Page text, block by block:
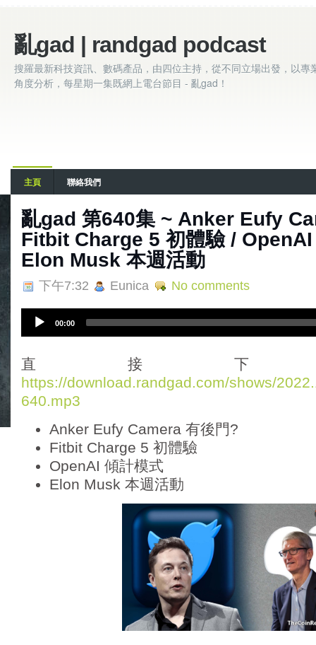
亂gad | randgad podcast
搜羅最新科技資訊、數碼產品，由四位主持，從不同立場出發，以專
角度分析，每星期一集既網上電台節目 - 亂gad！
主頁 聯絡我們
亂‌‌‌gad‌‌‌ ‌‌‌‌‌第‌‌‌640集 ~ Anker Eufy
Fitbit Charge 5 初體驗 / OpenAI
Elon Musk 本週活動
下午7:32 Eunica No comments
i
o
P
l
00:00
直接
https://download.randgad.com/shows/
640.mp3
Anker Eufy Camera 有後門?
Fitbit Charge 5 初體驗
OpenAI 傾計模式
Elon Musk 本週活動